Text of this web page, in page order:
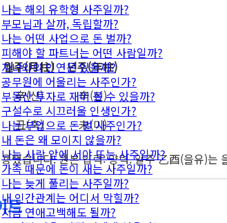
나는 해외 유학형 사주일까?
부모님과 살까, 독립할까?
나는 어떤 사업으로 돈 벌까?
피해야 할 파트너는 어떤 사람일까?
자녀와의 인연은 있을까?
공무원에 어울리는 사주인가?
부동산 투자로 재미 볼 수 있을까?
구설수로 시끄러울 인생인가?
나는 부업으로 돈 벌 사주인가?
내 돈은 왜 모이지 않을까?
나는 사람 앞에 서야 뜨는 사주일까?
가족 때문에 돈이 새는 사주일까?
나는 늦게 풀리는 사주일까?
내 인간관계는 어디서 막힐까?
지금 연애고백해도 될까?
월주(月柱) 년주(年柱)
辛(신) 辛(신)
丑(축) 未(미)
했습니다. 원본 입력: 양력. 일주 乙酉(을유)는
트